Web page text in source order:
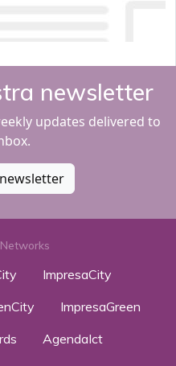
newsletter
updates delivered to
ImpresaCity
ImpresaGreen
AgendaIct